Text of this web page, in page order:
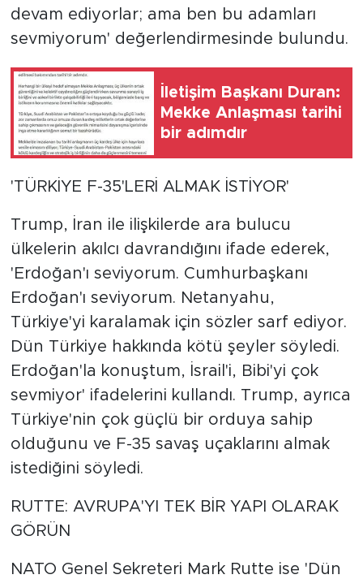
devam ediyorlar; ama ben bu adamları
sevmiyorum' değerlendirmesinde bulundu.
İletişim Başkanı Duran:
Mekke Anlaşması tarihi
bir adımdır
'TÜRKİYE F-35'LERİ ALMAK İSTİYOR'
Trump, İran ile ilişkilerde ara bulucu
ülkelerin akılcı davrandığını ifade ederek,
'Erdoğan'ı seviyorum. Cumhurbaşkanı
Erdoğan'ı seviyorum. Netanyahu,
Türkiye'yi karalamak için sözler sarf ediyor.
Dün Türkiye hakkında kötü şeyler söyledi.
Erdoğan'la konuştum, İsrail'i, Bibi'yi çok
sevmiyor' ifadelerini kullandı. Trump, ayrıca
Türkiye'nin çok güçlü bir orduya sahip
olduğunu ve F-35 savaş uçaklarını almak
istediğini söyledi.
RUTTE: AVRUPA'YI TEK BİR YAPI OLARAK
GÖRÜN
NATO Genel Sekreteri Mark Rutte ise 'Dün